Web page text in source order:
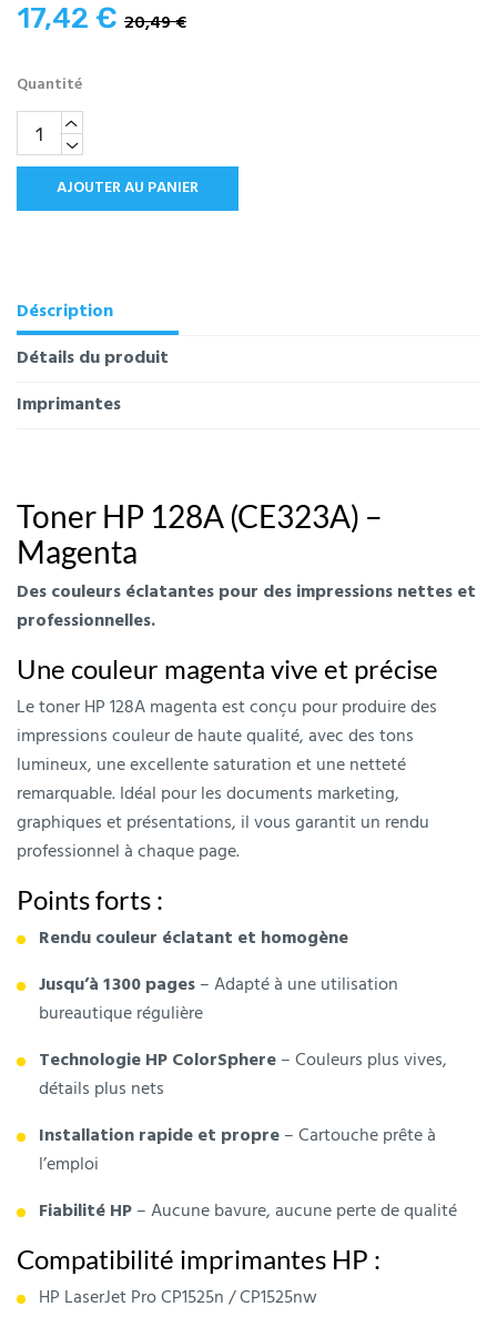
17,42 € 20,49 €
Quantité
AJOUTER AU PANIER
Déscription
Détails du produit
Imprimantes
Toner HP 128A (CE323A) –
Magenta
Des couleurs éclatantes pour des impressions nettes et
professionnelles.
Une couleur magenta vive et précise
Le toner HP 128A magenta est conçu pour produire des
impressions couleur de haute qualité, avec des tons
lumineux, une excellente saturation et une netteté
remarquable. Idéal pour les documents marketing,
graphiques et présentations, il vous garantit un rendu
professionnel à chaque page.
Points forts :
Rendu couleur éclatant et homogène
Jusqu’à 1 300 pages– Adapté à une utilisation
bureautique régulière
Technologie HP ColorSphere– Couleurs plus vives,
détails plus nets
Installation rapide et propre– Cartouche prête à
l’emploi
Fiabilité HP– Aucune bavure, aucune perte de qualité
Compatibilité imprimantes HP :
HP LaserJet Pro CP1525n / CP1525nw